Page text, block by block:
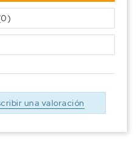
una valoración